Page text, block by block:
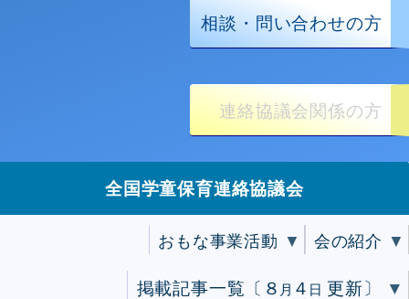
相談・問い合わせの方
連絡協議会関係の方
全国学童保育連絡協議会
おもな事業活動 会の紹介
掲載記事一覧〔 ８ 月 ４ 日 更新〕